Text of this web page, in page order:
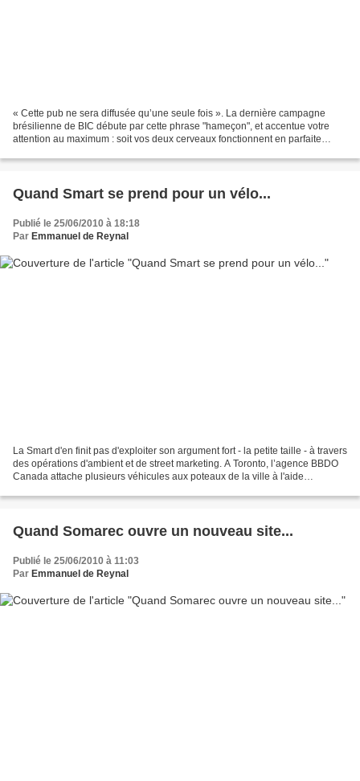
« Cette pub ne sera diffusée qu’une seule fois ». La dernière campagne
brésilienne de BIC débute par cette phrase "hameçon", et accentue votre
attention au maximum : soit vos deux cerveaux fonctionnent en parfaite
Quand Smart se prend pour un vélo...
Publié le 25/06/2010 à 18:18
Par Emmanuel de Reynal
La Smart d'en finit pas d'exploiter son argument fort - la petite taille - à travers
des opérations d'ambient et de street marketing. A Toronto, l’agence BBDO
Canada attache plusieurs véhicules aux poteaux de la ville à l'aide
Quand Somarec ouvre un nouveau site...
Publié le 25/06/2010 à 11:03
Par Emmanuel de Reynal